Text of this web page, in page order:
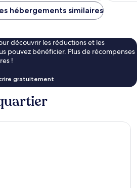
de
hébergements similaires
découvrir les réductions et les
pouvez bénéficier. Plus de récompenses
!
gratuitement